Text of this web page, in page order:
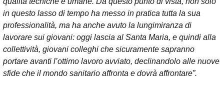
in questo lasso di tempo ha messo in pratica tutta la sua
professionalità, ma ha anche avuto la lungimiranza di
lavorare sui giovani: oggi lascia al Santa Maria, e quindi alla
collettività, giovani colleghi che sicuramente sapranno
portare avanti l’ottimo lavoro avviato, declinandolo alle nuove
sfide che il mondo sanitario affronta e dovrà affrontare”.